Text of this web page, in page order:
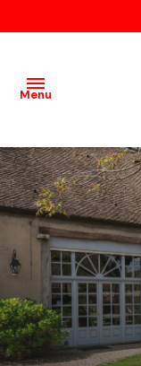
Menu
Accueil
Ventes
Terrains
Locations
Estimation